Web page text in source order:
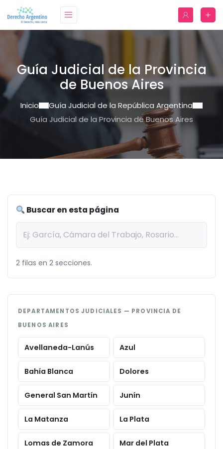
Guía Judicial de la Provincia
de Buenos Aires
Inicio
Guía Judicial de la República Argentina
Guía Judicial de la Provincia de Buenos Aires
Buscar en esta página
2 filas en 2 secciones.
DEPARTAMENTOS JUDICIALES — PROVINCIA DE
BUENOS AIRES
Avellaneda-Lanús Azul
Bahía Blanca Dolores
General San Martín Junín
La Matanza La Plata
Lomas de Zamora Mar del Plata